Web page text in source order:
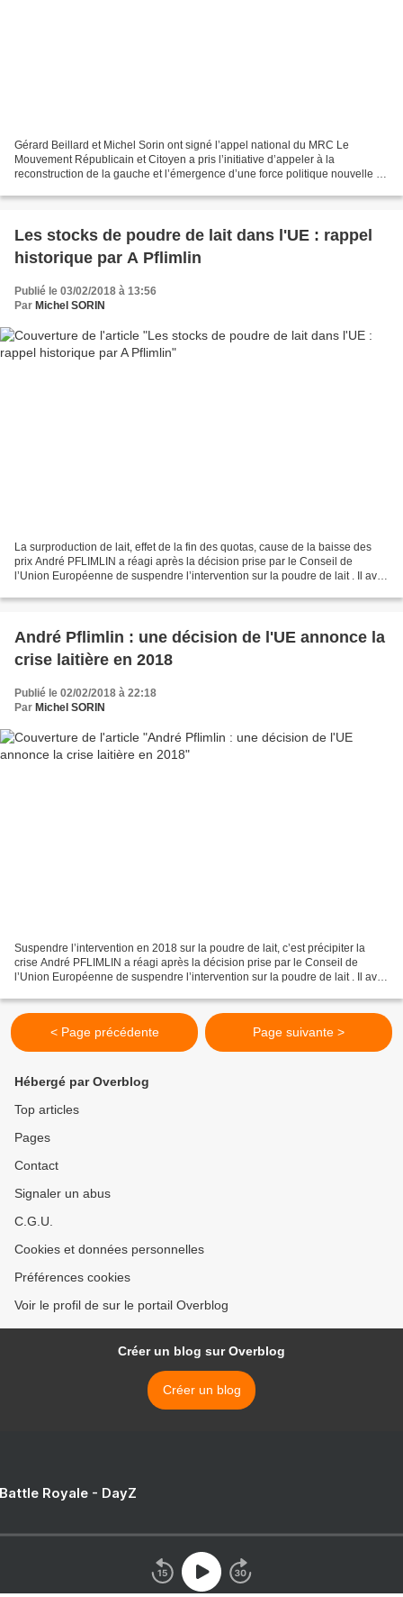
Gérard Beillard et Michel Sorin ont signé l’appel national du MRC Le
Mouvement Républicain et Citoyen a pris l’initiative d’appeler à la
reconstruction de la gauche et l’émergence d’une force politique nouvelle .
Les stocks de poudre de lait dans l'UE : rappel
historique par A Pflimlin
Publié le 03/02/2018 à 13:56
Par Michel SORIN
La surproduction de lait, effet de la fin des quotas, cause de la baisse des
prix André PFLIMLIN a réagi après la décision prise par le Conseil de
l’Union Européenne de suspendre l’intervention sur la poudre de lait . Il avait
André Pflimlin : une décision de l'UE annonce la
crise laitière en 2018
Publié le 02/02/2018 à 22:18
Par Michel SORIN
Suspendre l’intervention en 2018 sur la poudre de lait, c’est précipiter la
crise André PFLIMLIN a réagi après la décision prise par le Conseil de
l’Union Européenne de suspendre l’intervention sur la poudre de lait . Il avait
< Page précédente Page suivante >
Hébergé par Overblog
Top articles
Pages
Contact
Signaler un abus
C.G.U.
Cookies et données personnelles
Préférences cookies
Voir le profil de sur le portail Overblog
Créer un blog sur Overblog
Créer un blog
Royale - DayZ